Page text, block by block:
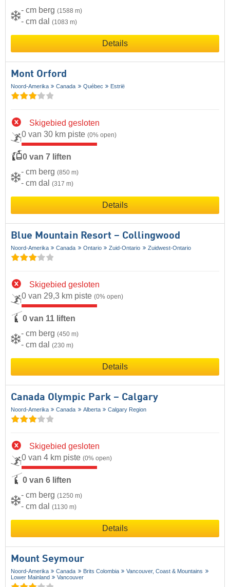
- cm berg (1588 m)
- cm dal (1083 m)
Details
Mont Orford
Noord-Amerika Canada Québec Estrië
Skigebied gesloten
0 van 30 km piste (0% open)
0 van 7 liften
- cm berg (850 m)
- cm dal (317 m)
Details
Blue Mountain Resort – Collingwood
Noord-Amerika Canada Ontario Zuid-Ontario Zuidwest-Ontario
Skigebied gesloten
0 van 29,3 km piste (0% open)
0 van 11 liften
- cm berg (450 m)
- cm dal (230 m)
Details
Canada Olympic Park – Calgary
Noord-Amerika Canada Alberta Calgary Region
Skigebied gesloten
0 van 4 km piste (0% open)
0 van 6 liften
- cm berg (1250 m)
- cm dal (1130 m)
Details
Mount Seymour
Noord-Amerika Canada Brits Colombia
Vancouver, Coast & Mountains
Lower Mainland
Vancouver